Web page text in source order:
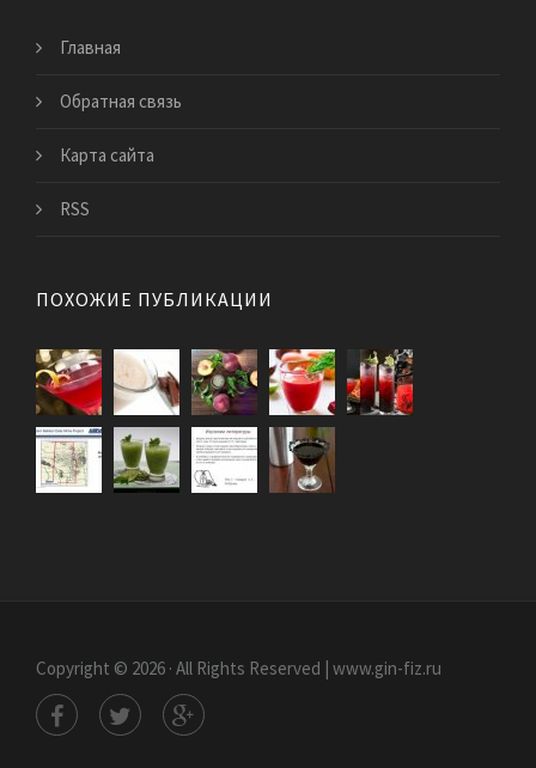
Главная
Обратная связь
Карта сайта
RSS
ПОХОЖИЕ ПУБЛИКАЦИИ
Copyright © 2026 · All Rights Reserved | www.gin-fiz.ru